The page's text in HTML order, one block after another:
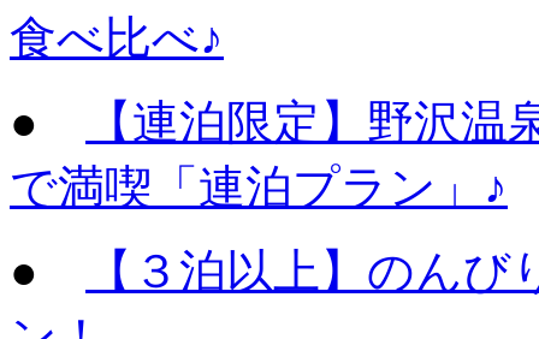
食べ比べ♪
●
【連泊限定】野沢
で満喫「連泊プラン」♪
●
【３泊以上】のん